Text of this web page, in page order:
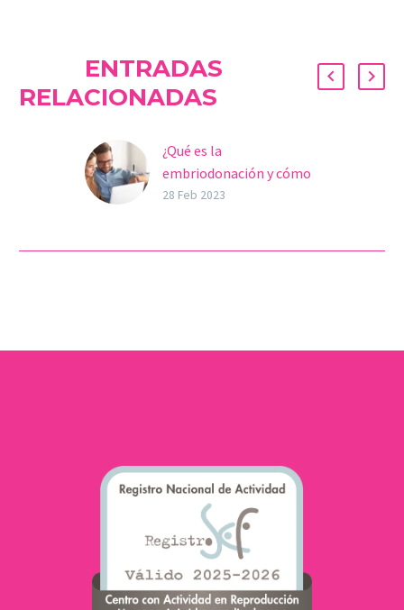
ENTRADAS
RELACIONADAS
¿Qué es la
embriodonación y cómo
se realiza?
28 Feb 2023